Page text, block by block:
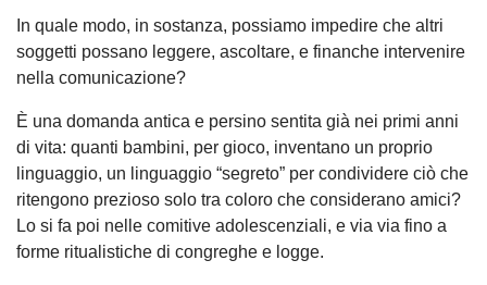
In quale modo, in sostanza, possiamo impedire che altri
soggetti possano leggere, ascoltare, e finanche intervenire
nella comunicazione?
È una domanda antica e persino sentita già nei primi anni
di vita: quanti bambini, per gioco, inventano un proprio
linguaggio, un linguaggio “segreto” per condividere ciò che
ritengono prezioso solo tra coloro che considerano amici?
Lo si fa poi nelle comitive adolescenziali, e via via fino a
forme ritualistiche di congreghe e logge.